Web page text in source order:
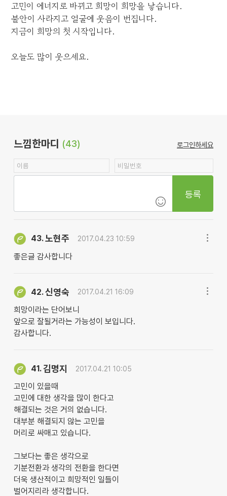
고민이 에너지로 바뀌고 희망이 희망을 낳습니다.
불안이 사라지고 얼굴에 웃음이 번집니다.
지금이 희망의 첫 시작입니다.
오늘도 많이 웃으세요.
느낌한마디 (43) 로그인하세요
등록
43.노현주 2017.04.23 10:59
좋은글 감사합니다
42.신영숙 2017.04.21 16:09
희망이라는 단어보니
앞으로 잘될거라는 가능성이 보입니다.
감사합니다.
41.김명지 2017.04.21 10:05
고민이 있을때
고민에 대한 생각을 많이 한다고
해결되는 것은 거의 없습니다.
대부분 해결되지 않는 고민을
머리로 싸매고 있습니다.
그보다는 좋은 생각으로
기분전환과 생각의 전환을 한다면
더욱 생산적이고 희망적인 일들이
벌어지리라 생각합니다.